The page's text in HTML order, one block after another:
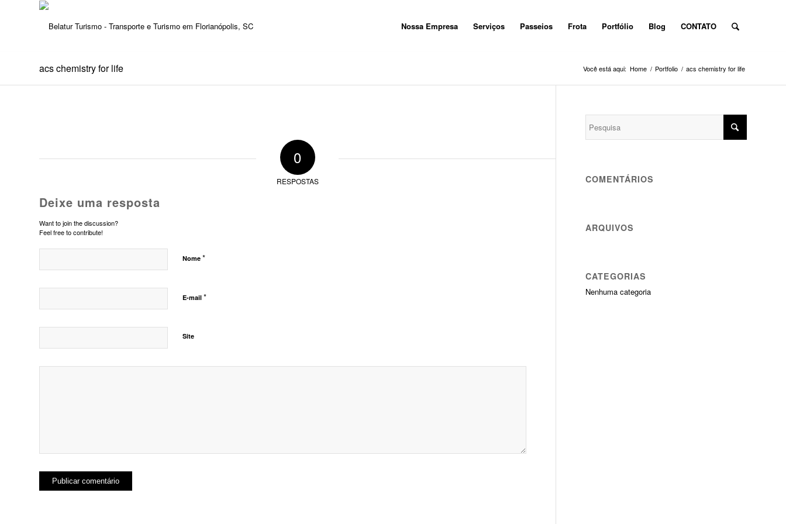
Nossa Empresa Serviços Passeios Frota Portfólio Blog CONTATO
acs chemistry for life Você está aqui: Home / Portfolio / acs chemistry for life
0
RESPOSTAS
Deixe uma resposta
Want to join the discussion?
Feel free to contribute!
Nome *
E-mail *
Site
COMENTÁRIOS
ARQUIVOS
CATEGORIAS
Nenhuma categoria